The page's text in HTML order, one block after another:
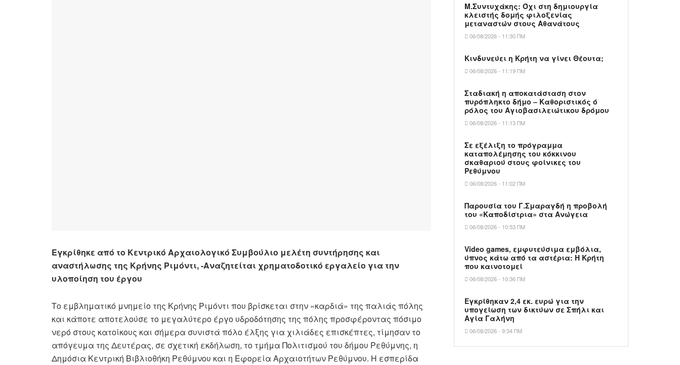
Εγκρίθηκε από το Κεντρικό Αρχαιολογικό Συμβούλιο μελέτη συντήρησης και
αναστήλωσης της Κρήνης Ριμόντι, -Αναζητείται χρηματοδοτικό εργαλείο για την
υλοποίηση του έργου
Το εμβληματικό μνημείο της Κρήνης Ριμόντι που βρίσκεται στην «καρδιά» της παλιάς πόλης
και κάποτε αποτελούσε το μεγαλύτερο έργο υδροδότησης της πόλης προσφέροντας πόσιμο
νερό στους κατοίκους και σήμερα συνιστά πόλο έλξης για χιλιάδες επισκέπτες, τίμησαν το
απόγευμα της Δευτέρας, σε σχετική εκδήλωση, το τμήμα Πολιτισμού του δήμου Ρεθύμνης, η
Δημόσια Κεντρική Βιβλιοθήκη Ρεθύμνου και η Εφορεία Αρχαιοτήτων Ρεθύμνου. Η εσπερίδα
Μ.Συντυχάκης: Όχι στη δημιουργία
κλειστής δομής φιλοξενίας
μεταναστών στους Αθανάτους
06/08/2026 - 11:30 ΠΜ
Κινδυνεύει η Κρήτη να γίνει Θέουτα;
06/08/2026 - 11:19 ΠΜ
Σταδιακή η αποκατάσταση στον
πυρόπληκτο δήμο – Καθοριστικός ό
ρόλος του Αγιοβασιλειώτικου δρόμου
06/08/2026 - 11:13 ΠΜ
Σε εξέλιξη το πρόγραμμα
καταπολέμησης του κόκκινου
σκαθαριού στους φοίνικες του
Ρεθύμνου
06/08/2026 - 11:02 ΠΜ
Παρουσία του Γ.Σμαραγδή η προβολή
του «Καποδίστρια» στα Ανώγεια
06/08/2026 - 10:53 ΠΜ
Video games, εμφυτεύσιμα εμβόλια,
ύπνος κάτω από τα αστέρια: Η Κρήτη
που καινοτομεί
06/08/2026 - 10:36 ΠΜ
Εγκρίθηκαν 2,4 εκ. ευρώ για την
υπογείωση των δικτύων σε Σπήλι και
Αγία Γαλήνη
06/08/2026 - 9:34 ΠΜ